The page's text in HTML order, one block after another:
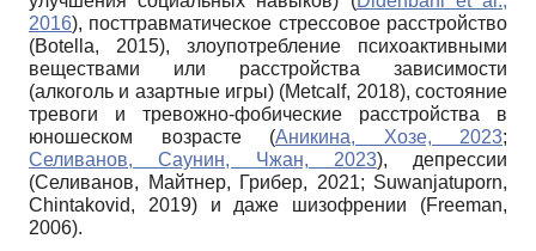
2016), посттравматическое стрессовое расстройство
(Botella, 2015), злоупотребление психоактивными
веществами или расстройства зависимости
(алкоголь и азартные игры) (Metcalf, 2018), состояние
тревоги и тревожно-фобические расстройства в
юношеском возрасте (Аникина, Хозе, 2023;
Селиванов, Саунин, Чжан, 2023), депрессии
(Селиванов, Майтнер, Грибер, 2021; Suwanjatuporn,
Chintakovid, 2019) и даже шизофрении (Freeman,
2006).